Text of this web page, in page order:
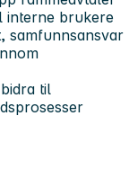
interne brukere
samfunnsansvar
til